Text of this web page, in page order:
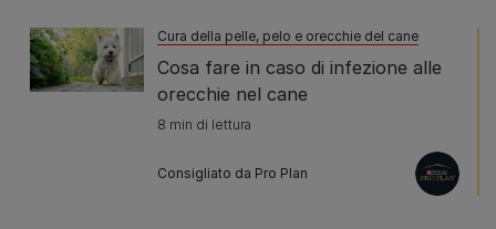
Cura della pelle, pelo e orecchie del cane
Cosa fare in caso di infezione alle
orecchie nel cane
8 min di lettura
Consigliato da Pro Plan